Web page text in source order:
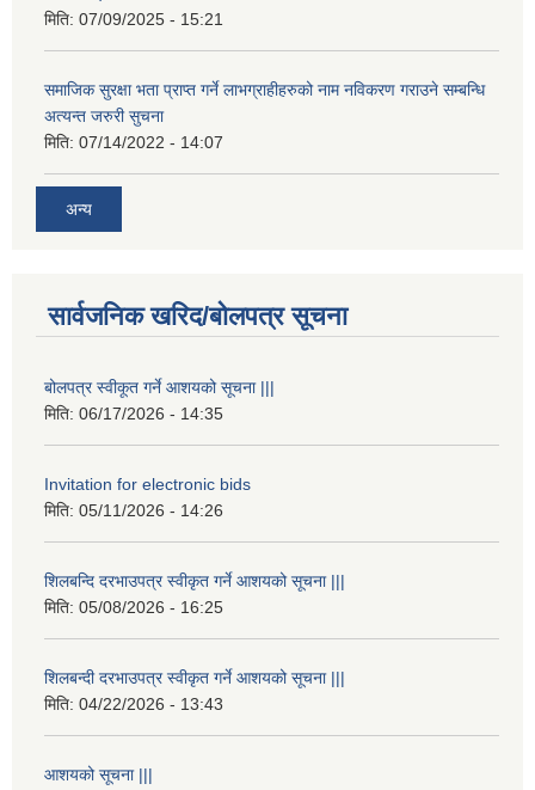
मिति: 07/09/2025 - 15:21
समाजिक सुरक्षा भता प्राप्त गर्ने लाभग्राहीहरुको नाम नविकरण गराउने सम्बन्धि
अत्यन्त जरुरी सुचना
मिति: 07/14/2022 - 14:07
अन्य
सार्वजनिक खरिद/बोलपत्र सूचना
बोलपत्र स्वीकूत गर्ने आशयको सूचना |||
मिति: 06/17/2026 - 14:35
Invitation for electronic bids
मिति: 05/11/2026 - 14:26
शिलबन्दि दरभाउपत्र स्वीकृत गर्ने आशयको सूचना |||
मिति: 05/08/2026 - 16:25
शिलबन्दी दरभाउपत्र स्वीकृत गर्ने आशयको सूचना |||
मिति: 04/22/2026 - 13:43
आशयको सूचना |||